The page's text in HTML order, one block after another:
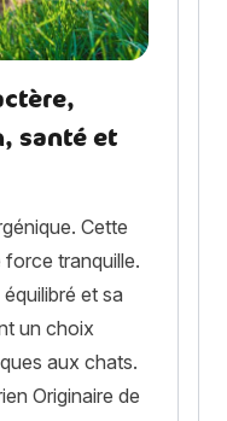
santé et
Cette
force tranquille.
et sa
un choix
aux chats.
Originaire de